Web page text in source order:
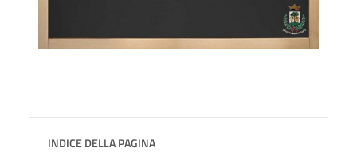
INDICE DELLA PAGINA